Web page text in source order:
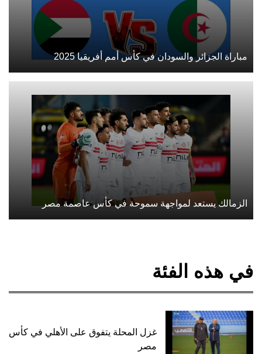
مباراة الجزائر والسودان في كأس أمم أفريقيا 2025
الزمالك يستعد لمواجهة سموحة في كأس عاصمة مصر
في هذه الفئة
غزل المحلة يتفوق على الأهلي في كأس
مصر